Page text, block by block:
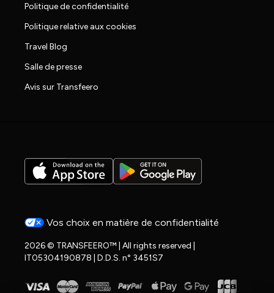
Politique de confidentialité
Politique relative aux cookies
Travel Blog
Salle de presse
Avis sur Transfeero
Vos choix en matière de confidentialité
2026 © TRANSFEERO™ | All rights reserved |
IT05304190878 | D.D.S. n° 3451S7